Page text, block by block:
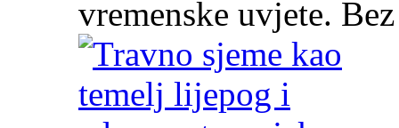
vremenske uvjete.